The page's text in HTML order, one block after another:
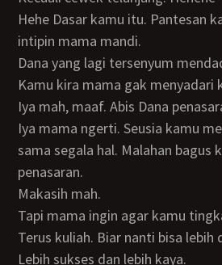
Hehe Dasar kamu itu. Pantesan kamu doyan bener
intipin mama mandi.
Dana yang lagi tersenyum
Kamu kira mama gak menyadari
Iya mah, maaf. Abis Dana
Iya mama ngerti. Seusia kamu memang penasaran
sama segala hal. Malahan bagus
penasaran.
Makasih mah.
Tapi mama ingin agar kamu tingkatin nilai kamu.
Terus kuliah. Biar nanti bisa lebih
Lebih sukses dan lebih kaya.